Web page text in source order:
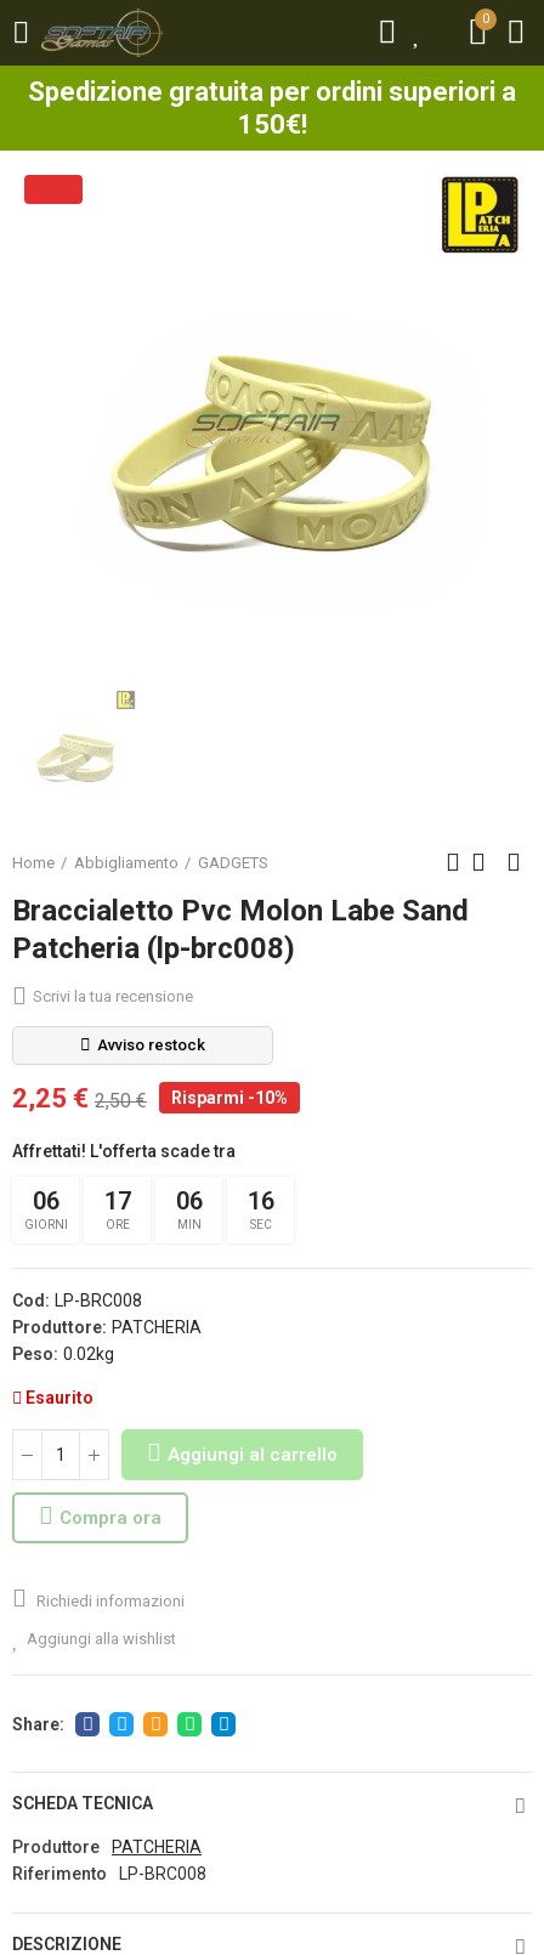
0
Spedizione gratuita per ordini superiori a
150€!
0
Home Abbigliamento GADGETS
Braccialetto Pvc Molon Labe Sand
Patcheria (lp-brc008)
Scrivi la tua recensione
Avviso restock
2,25 € 2,50 € Risparmi -10%
Affrettati! L'offerta scade tra
06
GIORNI
17
ORE
06
MIN
15
SEC
Cod: LP-BRC008
Produttore: PATCHERIA
Peso: 0.02kg
Esaurito
Aggiungi al carrello
Compra ora
Richiedi informazioni
Aggiungi alla wishlist
SCHEDA TECNICA
Produttore
PATCHERIA
Riferimento
LP-BRC008
DESCRIZIONE